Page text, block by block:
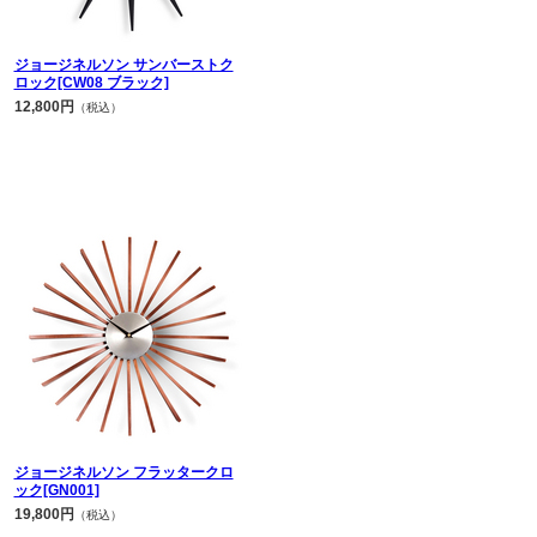
ジョージネルソン サンバーストク
ロック[CW08 ブラック]
12,800円
（税込）
ジョージネルソン フラッタークロ
ック[GN001]
19,800円
（税込）